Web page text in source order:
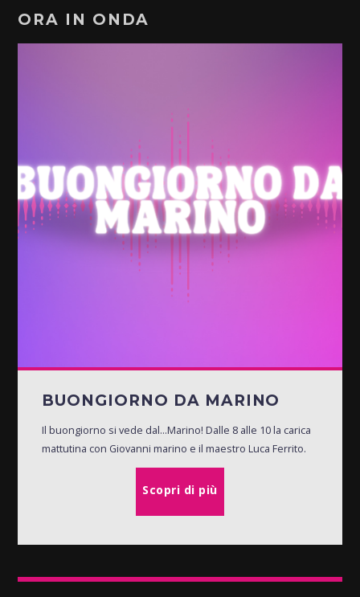
ORA IN ONDA
BUONGIORNO DA MARINO
Il buongiorno si vede dal...Marino! Dalle 8 alle 10 la carica
mattutina con Giovanni marino e il maestro Luca Ferrito.
Scopri di più